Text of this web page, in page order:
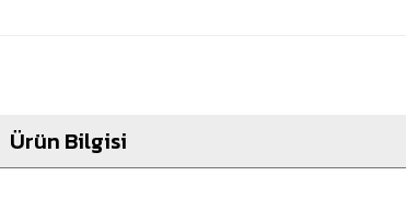
Ürün Bilgisi